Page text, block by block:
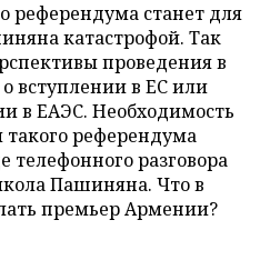
референдума станет для
катастрофой. Так
проведения в
вступлении в ЕС или
в ЕАЭС. Необходимость
референдума
телефонного разговора
Пашиняна. Что в
премьер Армении?